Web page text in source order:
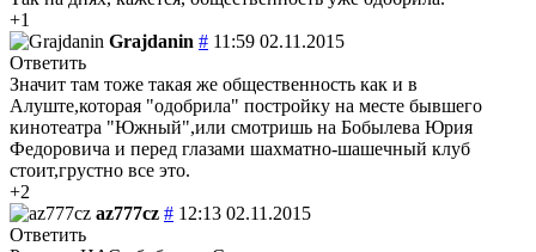
+1
Grajdanin # 11:59 02.11.2015
Ответить
Значит там тоже такая же общественность как и в
Алуште,которая "одобрила" постройку на месте бывшего
кинотеатра "Южный",или смотришь на Бобылева Юрия
Федоровича и перед глазами шахматно-шашечный клуб
стоит,грустно все это.
+2
az777cz # 12:13 02.11.2015
Ответить